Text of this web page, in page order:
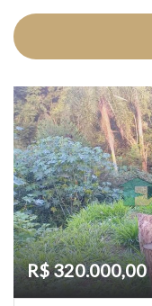
R$ 320.000,00